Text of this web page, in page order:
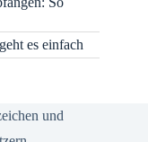
es einfach
und